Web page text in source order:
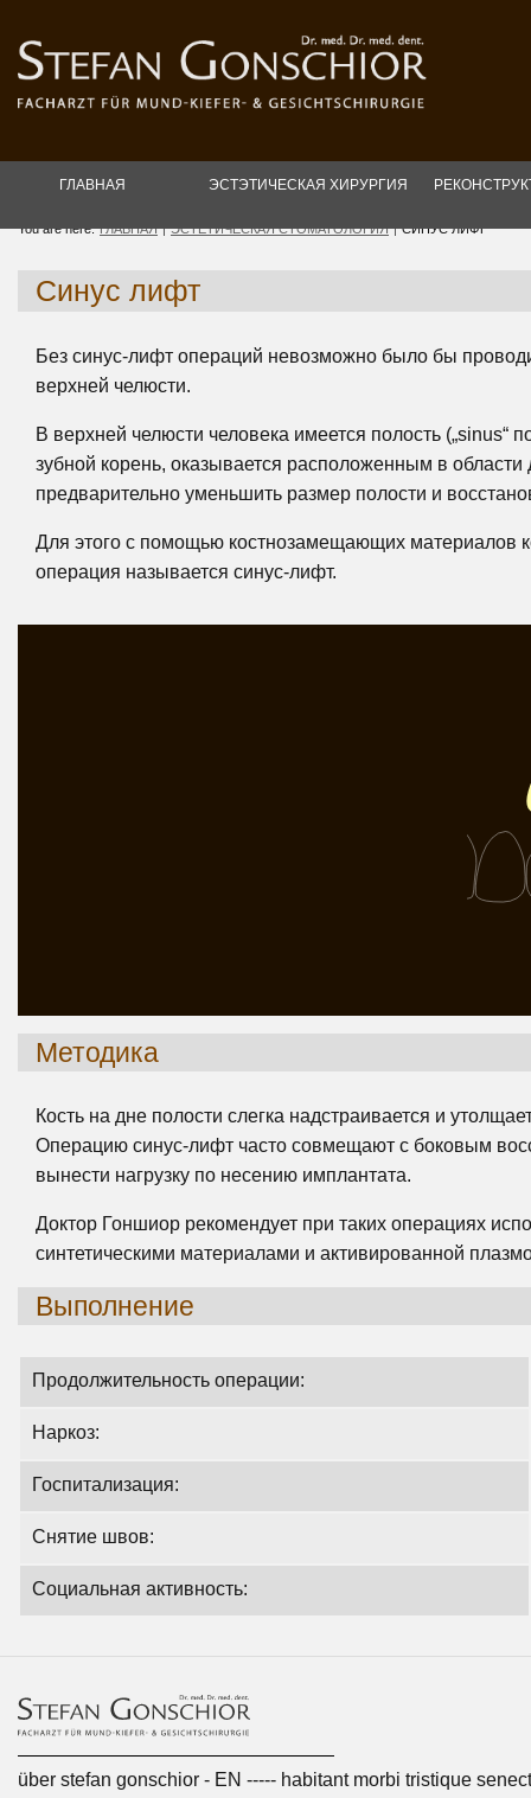
ГЛАВНАЯ ЭСТЭТИЧЕСКАЯ ХИРУРГИЯ
You are here: ГЛАВНАЯ ЭСТЕТИЧЕСКАЯ СТОМАТОЛОГИЯ СИНУС ЛИФТ
Синус лифт
Без синус-лифт операций невозможно было бы
верхней челюсти.
В верхней челюсти человека имеется полость („sinus“
зубной корень, оказывается расположенным в
предварительно уменьшить размер полости и
Для этого с помощью костнозамещающих материалов
операция называется синус-лифт.
Методика
Кость на дне полости слегка надстраивается и
Операцию синус-лифт часто совмещают с боковым
вынести нагрузку по несению имплантата.
Доктор Гоншиор рекомендует при таких операциях
синтетическими материалами и активированной
Bыполнение
Продолжительность операции:
Наркоз:
Госпитализация:
Снятие швов:
Социальная активность:
über stefan gonschior - EN ----- habitant morbi tristique